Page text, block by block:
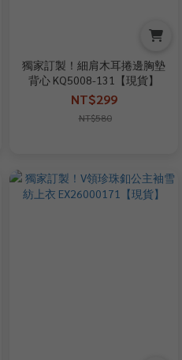
獨家訂製！細肩木耳捲邊胸墊
背心 KQ5008-131【現貨】
NT$299
NT$580